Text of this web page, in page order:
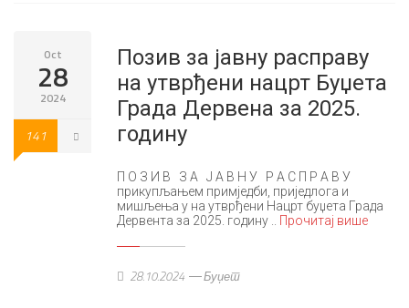
Oct
28
2024
141
Позив за јавну расправу
на утврђени нацрт Буџета
Града Дервена за 2025.
годину
П О З И В З А Ј А В Н У Р А С П Р А В У
прикупљањем примједби, приједлога и
мишљења у на утврђени Нацрт буџета Града
Дервента за 2025. годину ..
Прочитај више
28.10.2024 Буџет